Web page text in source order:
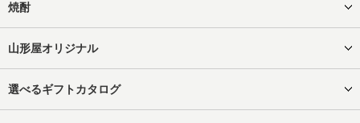
焼酎
山形屋オリジナル
選べるギフトカタログ